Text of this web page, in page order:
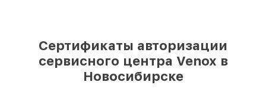
Сертификаты авторизации
сервисного центра Venox в
Новосибирске